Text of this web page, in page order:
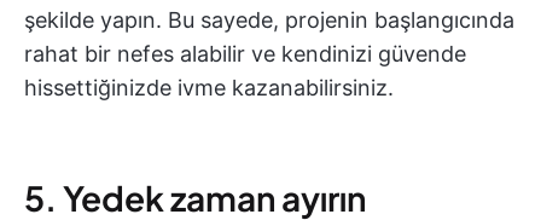
şekilde yapın. Bu sayede, projenin başlangıcında
rahat bir nefes alabilir ve kendinizi güvende
hissettiğinizde ivme kazanabilirsiniz.
5. Yedek zaman ayırın